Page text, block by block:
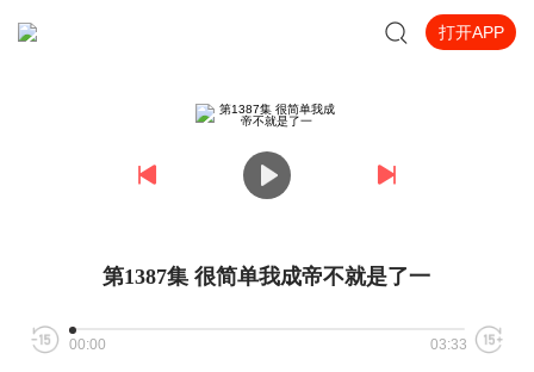
打开APP
第1387集 很简单我成帝不就是了一
00:00 03:33